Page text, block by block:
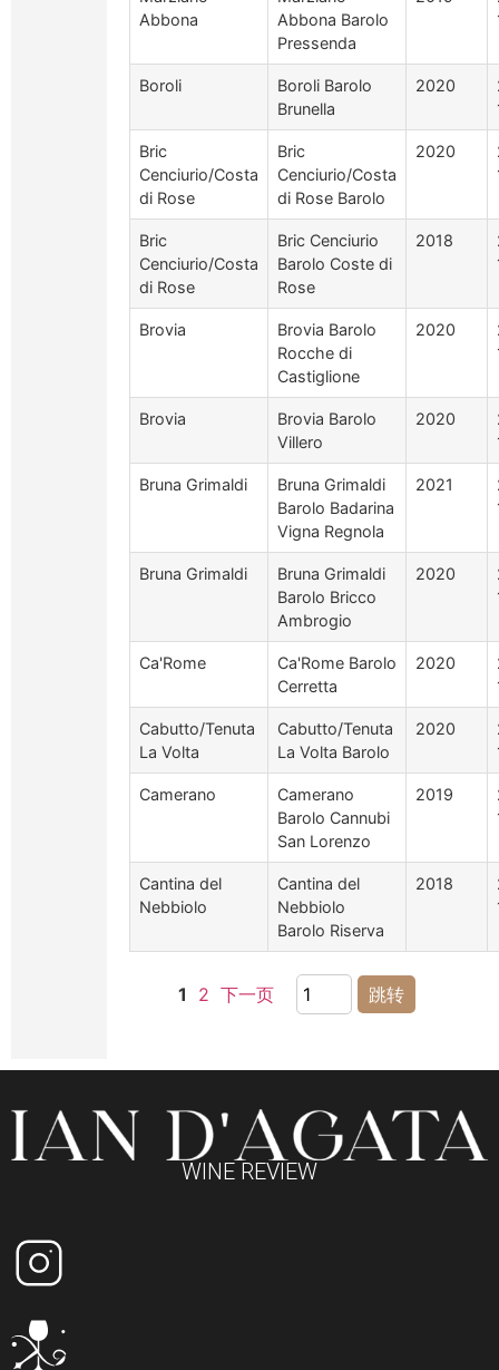
Abbona
Abbona Barolo
Pressenda
Boroli
Boroli Barolo
Brunella
2020
Bric
Cenciurio/Costa
di Rose
Bric
Cenciurio/Costa
di Rose Barolo
2020
Bric
Cenciurio/Costa
di Rose
Bric Cenciurio
Barolo Coste di
Rose
2018
Brovia
Brovia Barolo
Rocche di
Castiglione
2020
Brovia
Brovia Barolo
Villero
2020
Bruna Grimaldi
Bruna Grimaldi
Barolo Badarina
Vigna Regnola
2021
Bruna Grimaldi
Bruna Grimaldi
Barolo Bricco
Ambrogio
2020
Ca'Rome
Ca'Rome Barolo
Cerretta
2020
Cabutto/Tenuta
La Volta
Cabutto/Tenuta
La Volta Barolo
2020
Camerano
Camerano
Barolo Cannubi
San Lorenzo
2019
Cantina del
Nebbiolo
Cantina del
Nebbiolo
Barolo Riserva
2018
1 2 下一页 跳转
WINE REVIEW